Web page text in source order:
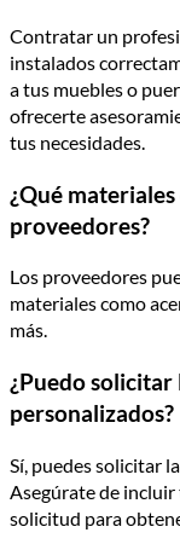
Contratar un
instalados
a tus muebles o
ofrecerte
tus necesidades.
¿Qué
proveedores?
Los proveedores
materiales como
más.
¿Puedo
personalizados?
Sí, puedes solicitar
Asegúrate de
solicitud para